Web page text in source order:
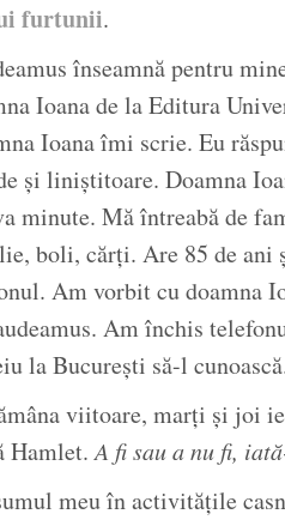
furtunii.
înseamnă pentru
Ioana de la Editura
Ioana îmi scrie. Eu
și liniștitoare. Doamna
minute. Mă întreabă de
boli, cărți. Are 85 de ani
Am vorbit cu doamna
Am închis
la București să-l
viitoare, marți și joi
Hamlet. A fi sau a nu fi,
meu în activitățile